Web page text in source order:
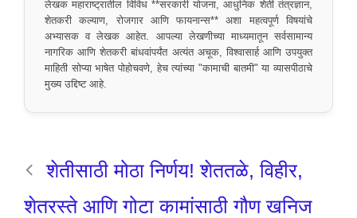
लेखक महाराष्ट्रातील विविध **सरकारी योजना, आधुनिक शेती तंत्रज्ञान,
शेतकरी कल्याण, रोजगार आणि फायनान्स** अशा महत्वपूर्ण विषयांचे
अभ्यासक व लेखक आहेत. आपल्या लेखणीच्या माध्यमातून सर्वसामान्य
नागरिक आणि शेतकरी बांधवांपर्यंत अत्यंत अचूक, विश्वासार्ह आणि उपयुक्त
माहिती सोप्या भाषेत पोहोचवणे, हेच त्यांच्या "कामाची बातमी" या व्यासपीठाचे
मुख्य उद्दिष्ट आहे.
शेतीसाठी मोठा निर्णय! शेततळे, विहीर,
शेतरस्ते आणि गोटा कामांसाठी गौण खनिज